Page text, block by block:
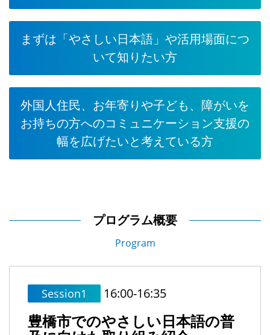
まずは「やさしい日本語」や活用場面につ
いて知りたい方
外国人住民、お年寄りや子ども、障がいを
お持ちの方へのコミュニケーション支援の
幅を広げたいと考えている方
プログラム概要
Program
Session1 16:00-16:35
豊橋市でのやさしい日本語の普